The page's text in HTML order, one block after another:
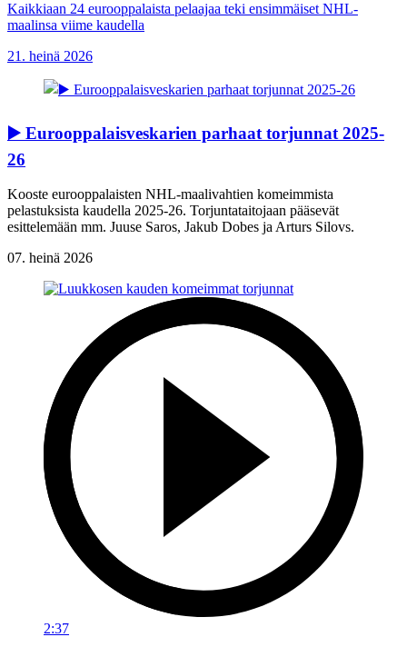
Kaikkiaan 24 eurooppalaista pelaajaa teki ensimmäiset NHL-
maalinsa viime kaudella
21. heinä 2026
▶️ Eurooppalaisveskarien parhaat torjunnat 2025-
26
Kooste eurooppalaisten NHL-maalivahtien komeimmista
pelastuksista kaudella 2025-26. Torjuntataitojaan pääsevät
esittelemään mm. Juuse Saros, Jakub Dobes ja Arturs Silovs.
07. heinä 2026
2:37